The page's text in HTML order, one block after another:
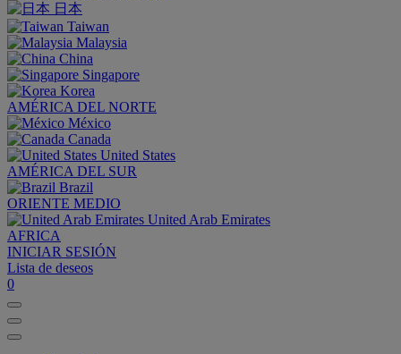
日本
Taiwan
Malaysia
China
Singapore
Korea
AMÉRICA DEL NORTE
México
Canada
United States
AMÉRICA DEL SUR
Brazil
ORIENTE MEDIO
United Arab Emirates
AFRICA
INICIAR SESIÓN
Lista de deseos
0